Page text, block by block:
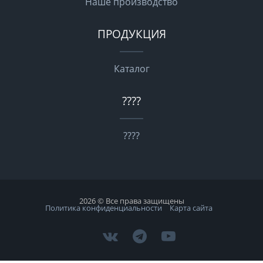
ПРОДУКЦИЯ
Каталог
????
????
2026 © Все права защищены
Политика конфиденциальности Карта сайта